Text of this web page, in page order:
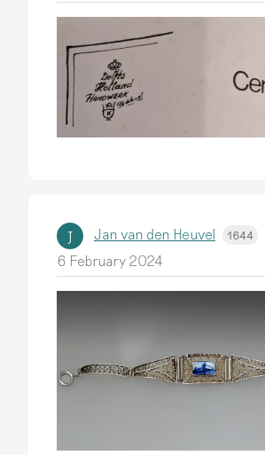
J Jan van den Heuvel 1644
6 February 2024